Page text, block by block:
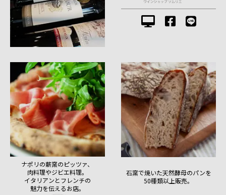
ナポリの薪窯のピッツァ、
肉料理やジビエ料理。
イタリアンとフレンチの
魅力を伝えるお店。
石窯で焼いた天然酵母のパンを
50種類以上販売。